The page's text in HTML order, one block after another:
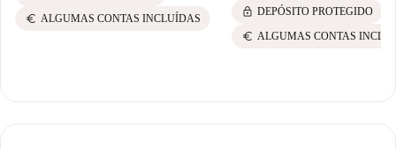
euro ALGUMAS CONTAS INCLUÍDAS lock DEPÓSITO PROTEGIDO
euro ALGUMAS CONTAS